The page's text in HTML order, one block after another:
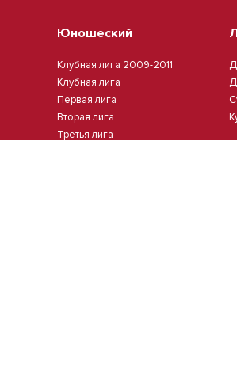
Юношеский
Клубная лига 2009-2011
Клубная лига
Первая лига
Вторая лига
Третья лига